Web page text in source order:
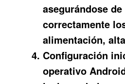
asegurándose
correctamente
alimentación,
Configuración
operativo